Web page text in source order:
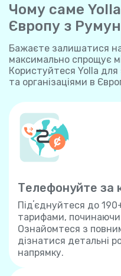
Чому саме Yolla
Європу з
Бажаєте залишатися
максимально спрощує
Користуйтеся Yolla
та організаціями в
Телефонуйте за
Підʼєднуйтеся до
тарифами,
Ознайомтеся з
дізнатися детальні
напрямку.